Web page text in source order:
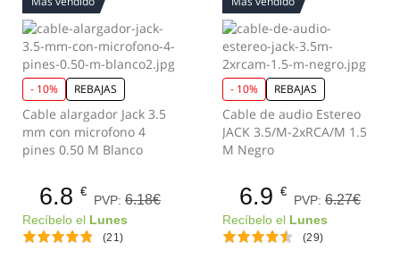
- 10% REBAJAS
Cable alargador Jack 3.5
mm con microfono 4
pines 0.50 M Blanco
6.8 €
PVP: 6.18€
Recíbelo el Lunes
(21)
- 10% REBAJAS
Cable de audio Estereo
JACK 3.5/M-2xRCA/M 1.5
M Negro
6.9 €
PVP: 6.27€
Recíbelo el Lunes
(29)